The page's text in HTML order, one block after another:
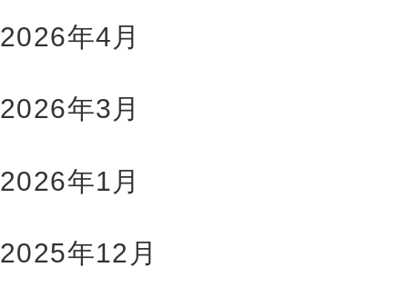
2026年4月
2026年3月
2026年1月
2025年12月